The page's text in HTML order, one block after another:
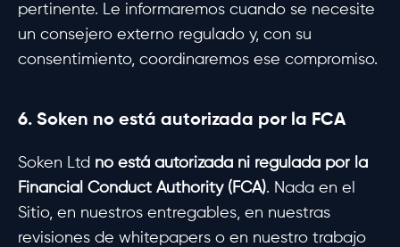
pertinente. Le informaremos cuando se necesite
un consejero externo regulado y, con su
consentimiento, coordinaremos ese compromiso.
6. Soken no está autorizada por la FCA
Soken Ltd no está autorizada ni regulada por la
Financial Conduct Authority (FCA). Nada en el
Sitio, en nuestros entregables, en nuestras
revisiones de whitepapers o en nuestro trabajo